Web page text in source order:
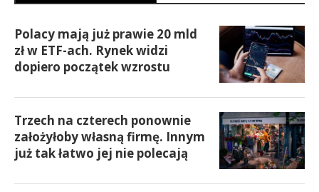
Polacy mają już prawie 20 mld
zł w ETF-ach. Rynek widzi
dopiero początek wzrostu
Trzech na czterech ponownie
założyłoby własną firmę. Innym
już tak łatwo jej nie polecają